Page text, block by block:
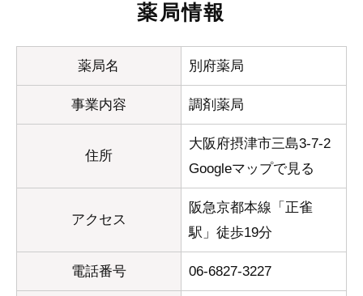
薬局情報
薬局名 別府薬局
事業内容 調剤薬局
住所
大阪府摂津市三島3-7-2
Googleマップで見る
アクセス
阪急京都本線「正雀
駅」徒歩19分
電話番号 06-6827-3227